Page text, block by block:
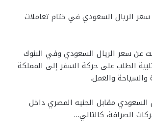
سعر الريال السعودي في ختام تعاملات
عن سعر الريال السعودي وفي البنوك
الطلب على حركة السفر إلى المملكة
والسياحة والعمل.
السعودي مقابل الجنيه المصري داخل
الصرافة، كالتالي…